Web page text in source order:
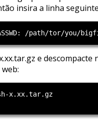
insira a linha
e descompacte
x.xx.tar.gz